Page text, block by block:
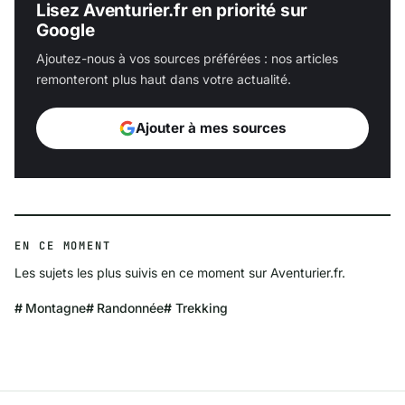
Lisez Aventurier.fr en priorité sur
Google
Ajoutez-nous à vos sources préférées : nos articles
remonteront plus haut dans votre actualité.
Ajouter à mes sources
EN CE MOMENT
Les sujets les plus suivis en ce moment sur Aventurier.fr.
Montagne Randonnée Trekking